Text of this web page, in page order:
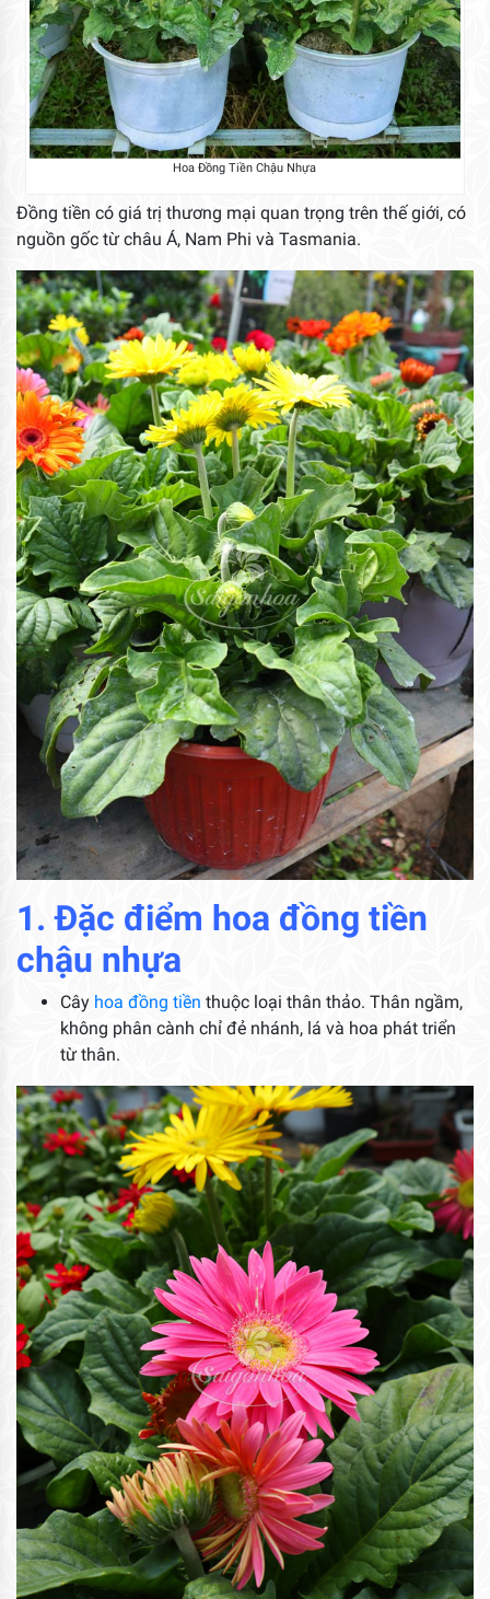
Hoa Đồng Tiền Chậu Nhựa
Đồng tiền có giá trị thương mại quan trọng trên thế giới, có
nguồn gốc từ châu Á, Nam Phi và Tasmania.
1. Đặc điểm hoa đồng tiền
chậu nhựa
Cây hoa đồng tiền thuộc loại thân thảo. Thân ngầm,
không phân cành chỉ đẻ nhánh, lá và hoa phát triển
từ thân.